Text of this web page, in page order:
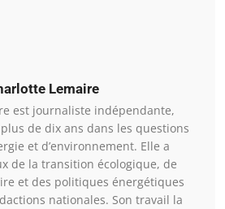
Lemaire
est journaliste indépendante,
de dix ans dans les questions
et d’environnement. Elle a
de la transition écologique, de
et des politiques énergétiques
nationales. Son travail la